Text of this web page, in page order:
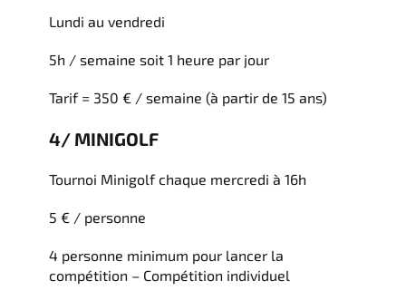
Lundi au vendredi
5h / semaine soit 1 heure par jour
Tarif = 350 € / semaine (à partir de 15 ans)
4/ MINIGOLF
Tournoi Minigolf chaque mercredi à 16h
5 € / personne
4 personne minimum pour lancer la
compétition – Compétition individuel